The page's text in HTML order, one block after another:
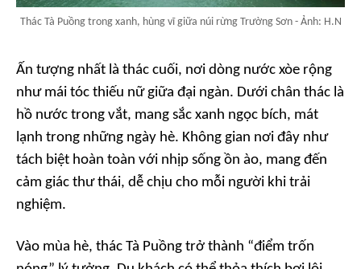
Thác Tà Puồng trong xanh, hùng vĩ giữa núi rừng Trường Sơn - Ảnh: H.N
Ấn tượng nhất là thác cuối, nơi dòng nước xòe rộng
như mái tóc thiếu nữ giữa đại ngàn. Dưới chân thác là
hồ nước trong vắt, mang sắc xanh ngọc bích, mát
lạnh trong những ngày hè. Không gian nơi đây như
tách biệt hoàn toàn với nhịp sống ồn ào, mang đến
cảm giác thư thái, dễ chịu cho mỗi người khi trải
nghiệm.
Vào mùa hè, thác Tà Puồng trở thành “điểm trốn